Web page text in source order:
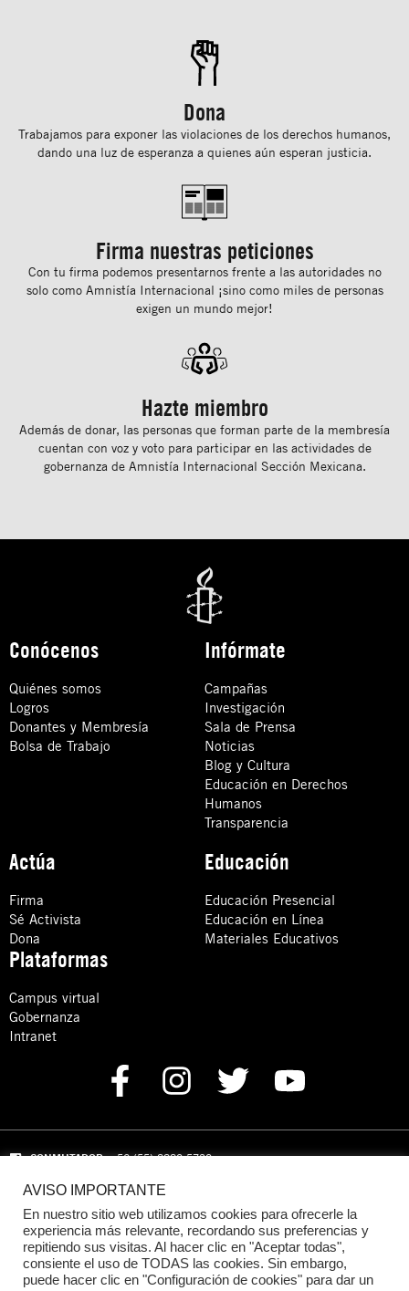
Dona
Trabajamos para exponer las violaciones de los derechos humanos,
dando una luz de esperanza a quienes aún esperan justicia.
Firma nuestras peticiones
Con tu ﬁrma podemos presentarnos frente a las autoridades no
solo como Amnistía Internacional ¡sino como miles de personas
exigen un mundo mejor!
Hazte miembro
Además de donar, las personas que forman parte de la membresía
cuentan con voz y voto para participar en las actividades de
gobernanza de Amnistía Internacional Sección Mexicana.
Conócenos
Quiénes somos
Logros
Donantes y Membresía
Bolsa de Trabajo
Infórmate
Campañas
Investigación
Sala de Prensa
Noticias
Blog y Cultura
Educación en Derechos
Humanos
Transparencia
Actúa
Firma
Sé Activista
Dona
Educación
Educación Presencial
Educación en Línea
Materiales Educativos
Plataformas
Campus virtual
Gobernanza
Intranet
CONMUTADOR: +52 (55) 8880 5730
Domicilio: Calle Hércules 13,
Benito Juárez, C.P. 03940 Ciudad de México, CDMX
DONACIONES:+52 +52 (55) 8880 5755
AVISO IMPORTANTE
En nuestro sitio web utilizamos cookies para ofrecerle la
experiencia más relevante, recordando sus preferencias y
repitiendo sus visitas. Al hacer clic en "Aceptar todas",
consiente el uso de TODAS las cookies. Sin embargo,
puede hacer clic en "Configuración de cookies" para dar un